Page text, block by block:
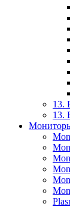
13.
13.